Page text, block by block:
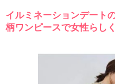
イルミネーションデート
柄ワンピースで女性らしく